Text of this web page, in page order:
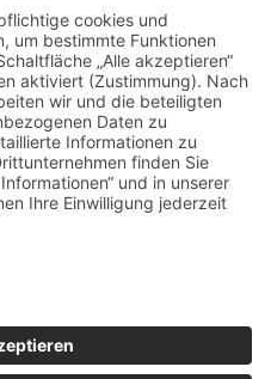
Club e. V.
35 58
|DATENSCHUTZ